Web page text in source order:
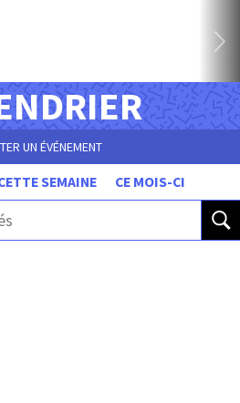
UN ÉVÉNEMENT
SEMAINE CE MOIS-CI